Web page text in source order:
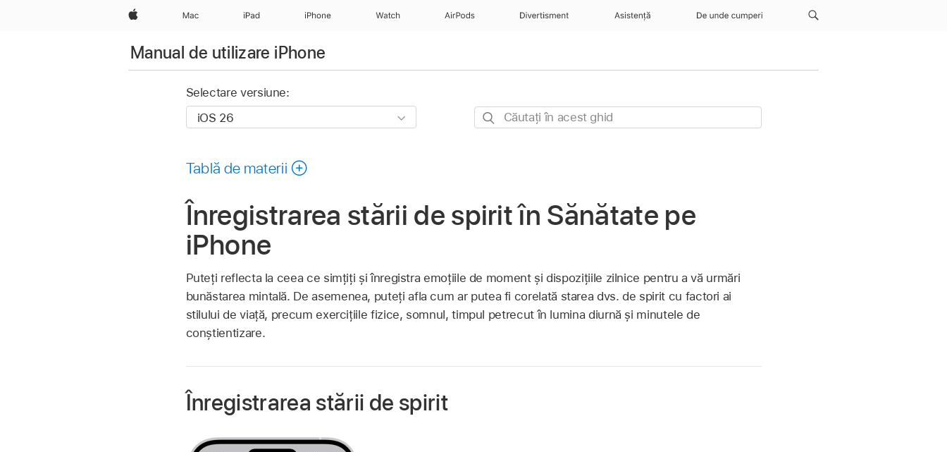
Apple Mac iPad iPhone Watch AirPods Divertisment Asistență De unde cumperi
Manual de utilizare iPhone
Selectare versiune:
Căutați
Tablă de materii
Înregistrarea stării de spirit în Sănătate pe
iPhone
Puteți reflecta la ceea ce simțiți și înregistra emoțiile de moment și dispozițiile zilnice pentru a vă urmări
bunăstarea mintală. De asemenea, puteți afla cum ar putea fi corelată starea dvs. de spirit cu factori ai
stilului de viață, precum exercițiile fizice, somnul, timpul petrecut în lumina diurnă și minutele de
conștientizare.
Înregistrarea stării de spirit